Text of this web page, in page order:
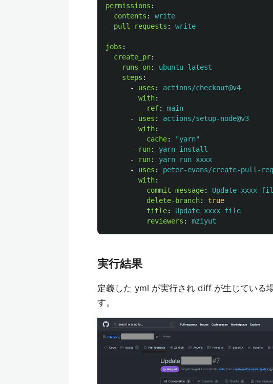
permissions :
contents :
write
pull-requests : write
jobs :
create_pr:
runs-on:
ubuntu-latest
steps :
-
uses :
actions/checkout@v4
with:
ref:
main
-
uses :
actions/setup-node@v3
with:
cache: "yarn"
-
run:
yarn install
-
run:
yarn run xxxx
-
uses :
peter-evans/create-pull-
with:
commit-message:
Update xxxx
delete-branch:
true
title:
Update xxxx file
reviewers : mziyut
実行結果
定義した yml が実行され diff が生じている
す。